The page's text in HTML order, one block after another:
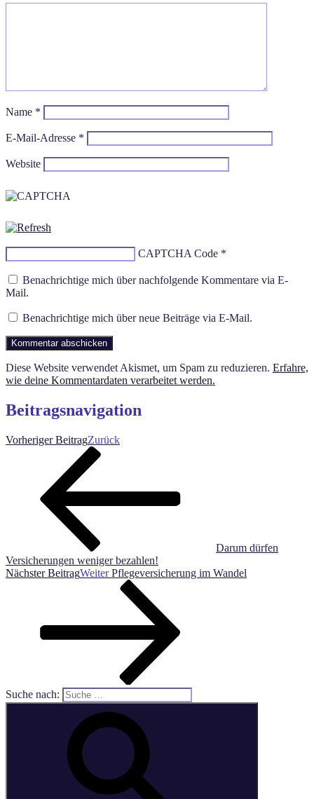
Name *
E-Mail-Adresse *
Website
CAPTCHA Code *
Benachrichtige mich über nachfolgende Kommentare via E-
Mail.
Benachrichtige mich über neue Beiträge via E-Mail.
Diese Website verwendet Akismet, um Spam zu reduzieren. Erfahre,
wie deine Kommentardaten verarbeitet werden.
Beitragsnavigation
Vorheriger BeitragZurück
Darum dürfen
Versicherungen weniger bezahlen!
Nächster BeitragWeiter Pflegeversicherung im Wandel
Suche nach: